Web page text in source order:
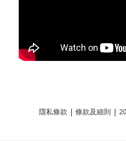
隱私條款 | 條款及細則 |